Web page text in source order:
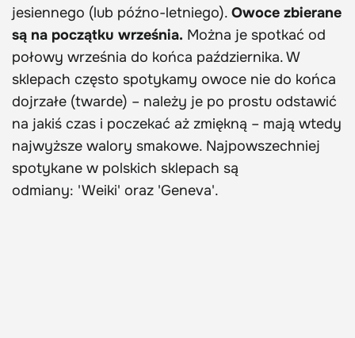
jesiennego (lub późno-letniego). Owoce zbierane
są na początku września. Można je spotkać od
połowy września do końca października. W
sklepach często spotykamy owoce nie do końca
dojrzałe (twarde) – należy je po prostu odstawić
na jakiś czas i poczekać aż zmiękną – mają wtedy
najwyższe walory smakowe. Najpowszechniej
spotykane w polskich sklepach są
odmiany: 'Weiki' oraz 'Geneva'.